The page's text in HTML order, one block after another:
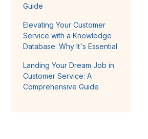
Guide
Elevating Your Customer
Service with a Knowledge
Database: Why It's Essential
Landing Your Dream Job in
Customer Service: A
Comprehensive Guide